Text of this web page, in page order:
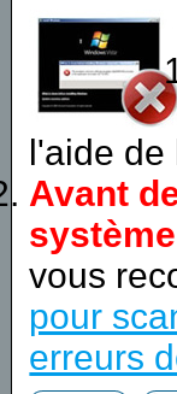
l'aide de
Avant
vous
pour
erreurs